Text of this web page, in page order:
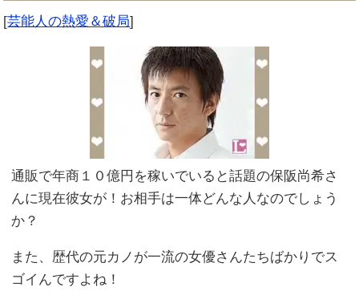
[芸能人の熱愛＆破局]
通販で年商１０億円を稼いでいると話題の保阪尚希さ
んに現在彼女が！お相手は一体どんな人なのでしょう
か？
また、歴代の元カノが一流の女優さんたちばかりでス
ゴイんですよね！